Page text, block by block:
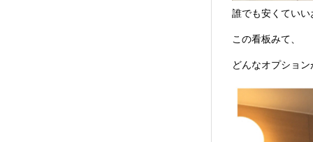
誰でも安くてい
この看板みて、
どんなオプショ